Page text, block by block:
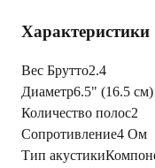
Характеристики
Вес Брутто2.4
Диаметр6.5" (16.5 см)
Количество полос2
Сопротивление4 Ом
Тип акустики